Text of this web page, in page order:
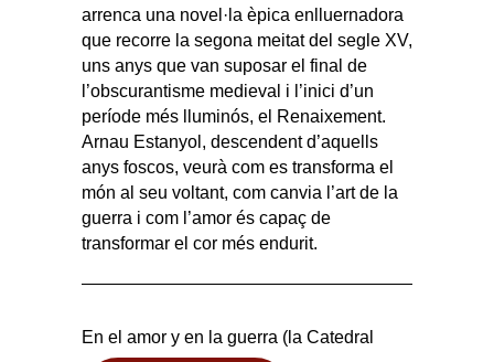
arrenca una novel·la èpica enlluernadora
que recorre la segona meitat del segle XV,
uns anys que van suposar el final de
l’obscurantisme medieval i l’inici d’un
període més lluminós, el Renaixement.
Arnau Estanyol, descendent d’aquells
anys foscos, veurà com es transforma el
món al seu voltant, com canvia l’art de la
guerra i com l’amor és capaç de
transformar el cor més endurit.
En el amor y en la guerra (la Catedral